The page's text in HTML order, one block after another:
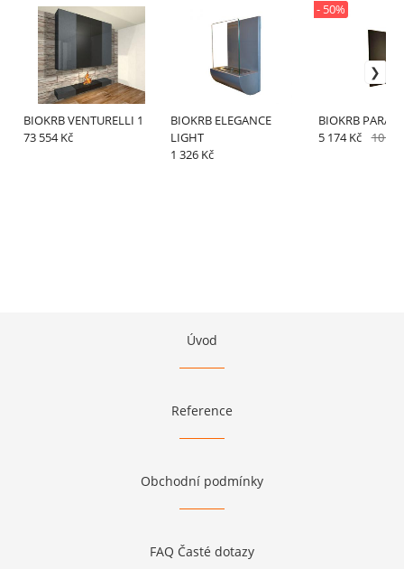
BIOKRB VENTURELLI 1
73 554 Kč
BIOKRB ELEGANCE
LIGHT
1 326 Kč
BIOKRB
- 50%
5 174 Kč 10
Úvod
Reference
Obchodní podmínky
FAQ Časté dotazy